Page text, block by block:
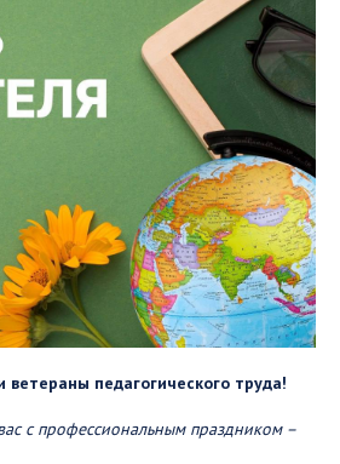
педагогического труда!
с профессиональным праздником –